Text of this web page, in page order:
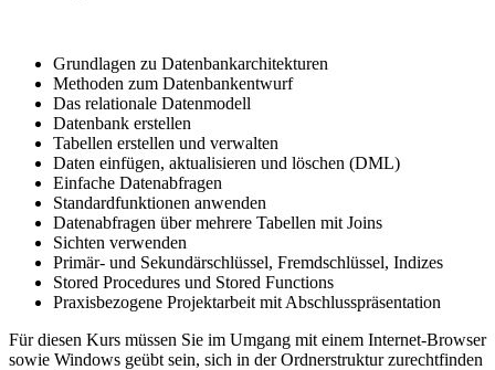
Grundlagen zu Datenbankarchitekturen
Methoden zum Datenbankentwurf
Das relationale Datenmodell
Datenbank erstellen
Tabellen erstellen und verwalten
Daten einfügen, aktualisieren und löschen (DML)
Einfache Datenabfragen
Standardfunktionen anwenden
Datenabfragen über mehrere Tabellen mit Joins
Sichten verwenden
Primär- und Sekundärschlüssel, Fremdschlüssel, Indizes
Stored Procedures und Stored Functions
Praxisbezogene Projektarbeit mit Abschlusspräsentation
Für diesen Kurs müssen Sie im Umgang mit einem Internet-Browser
sowie Windows geübt sein, sich in der Ordnerstruktur zurechtfinden